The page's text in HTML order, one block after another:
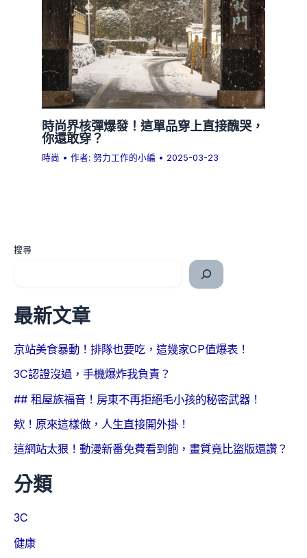
時尚界核彈爆發！這單品穿上直接醜哭，
你還敢穿？
時尚 • 作者:努力工作的小編 • 2025-03-23
搜尋
最新文章
京站美食暴動！排隊也要吃，這幾家CP值爆表！
3C認證沒過，手機爆炸我負責？
## 租屋族福音！房東不再拒絕毛小孩的秘密武器！
欸！原來這樣做，人生直接開外掛！
這網站太狠！動漫新番免費看到飽，畫質竟比盜版還讚？
分類
3C
健康